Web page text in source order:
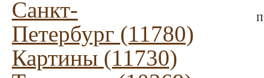
Санкт-
Петербург (11780)
Картины (11730)